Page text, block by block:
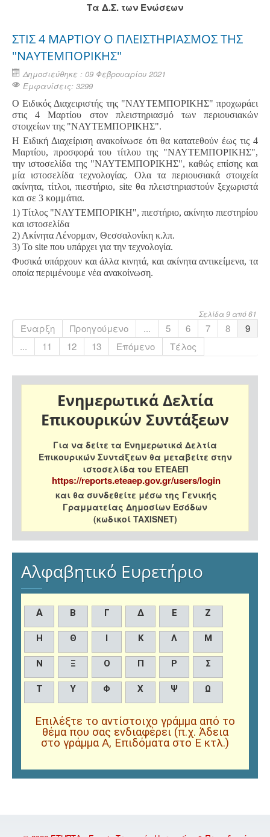
Τα Δ.Σ. των Ενώσεων
ΣΤΙΣ 4 ΜΑΡΤΙΟΥ Ο ΠΛΕΙΣΤΗΡΙΑΣΜΟΣ ΤΗΣ
"ΝΑΥΤΕΜΠΟΡΙΚΗΣ"
Δημοσιεύθηκε : 09 Φεβρουαρίου 2021
Εμφανίσεις: 3299
Ο Ειδικός Διαχειριστής της "ΝΑΥΤΕΜΠΟΡΙΚΗΣ" προχωράει
στις 4 Μαρτίου στον πλειστηριασμό των περιουσιακών
στοιχείων της "ΝΑΥΤΕΜΠΟΡΙΚΗΣ".
Η Ειδική Διαχείριση ανακοίνωσε ότι θα κατατεθούν έως τις 4
Μαρτίου, προσφορά του τίτλου της "ΝΑΥΤΕΜΠΟΡΙΚΗΣ",
την ιστοσελίδα της "ΝΑΥΤΕΜΠΟΡΙΚΗΣ", καθώς επίσης και
μία ιστοσελίδα τεχνολογίας. Ολα τα περιουσιακά στοιχεία
ακίνητα, τίτλοι, πιεστήριο, site θα πλειστηριαστούν ξεχωριστά
και σε 3 κομμάτια.
1) Τίτλος "ΝΑΥΤΕΜΠΟΡΙΚΗ", πιεστήριο, ακίνητο πιεστηρίου
και ιστοσελίδα
2) Ακίνητα Λένορμαν, Θεσσαλονίκη κ.λπ.
3) Το site που υπάρχει για την τεχνολογία.
Φυσικά υπάρχουν και άλλα κινητά, και ακίνητα αντικείμενα, τα
οποία περιμένουμε νέα ανακοίνωση.
Σελίδα 9 από 61
Έναρξη Προηγούμενο ... 5 6 7 8
9
...
11 12 13 Επόμενο Τέλος
Ενημερωτικά Δελτία
Επικουρικών Συντάξεων
Για να δείτε τα Ενημερωτικά Δελτία
Επικουρικών Συντάξεων θα μεταβείτε στην
ιστοσελίδα του ΕΤΕΑΕΠ
https://reports.eteaep.gov.gr/users/login
και θα συνδεθείτε μέσω της Γενικής
Γραμματείας Δημοσίων Εσόδων
(κωδικοί TAXISNET)
Αλφαβητικό Ευρετήριο
Α Β Γ Δ Ε Ζ
Η Θ Ι Κ Λ Μ
Ν Ξ Ο Π Ρ Σ
Τ Υ Φ Χ Ψ Ω
Επιλέξτε το αντίστοιχο γράμμα από το
θέμα που σας ενδιαφέρει (π.χ. Άδεια
στο γράμμα Α, Επιδόματα στο Ε κτλ.)